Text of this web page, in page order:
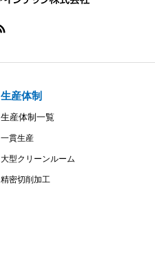
生産体制
生産体制一覧
一貫生産
大型クリーンルーム
精密切削加工